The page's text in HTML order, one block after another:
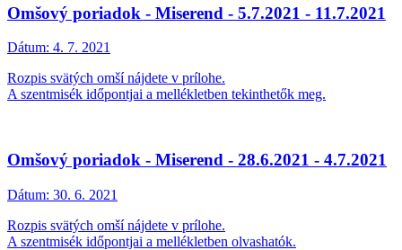
Omšový poriadok - Miserend - 5.7.2021 - 11.7.2021
Dátum: 4. 7. 2021
Rozpis svätých omší nájdete v prílohe.
A szentmisék időpontjai a mellékletben tekinthetők meg.
Omšový poriadok - Miserend - 28.6.2021 - 4.7.2021
Dátum: 30. 6. 2021
Rozpis svätých omší nájdete v prílohe.
A szentmisék időpontjai a mellékletben olvashatók.